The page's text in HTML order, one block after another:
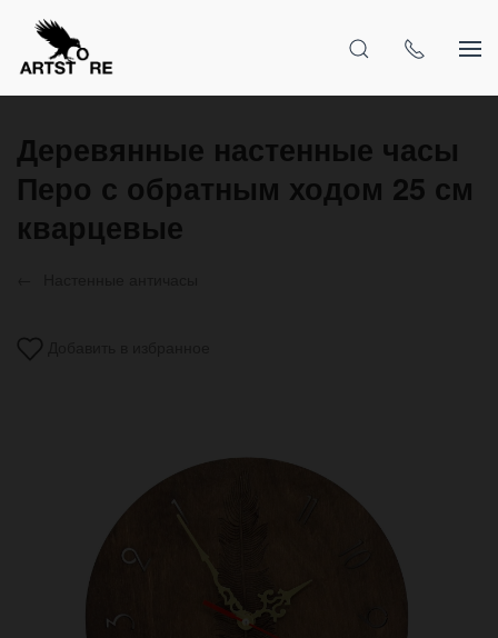
Деревянные настенные часы
Перо с обратным ходом 25 см
кварцевые